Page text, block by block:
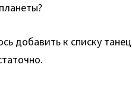
добавить к списку